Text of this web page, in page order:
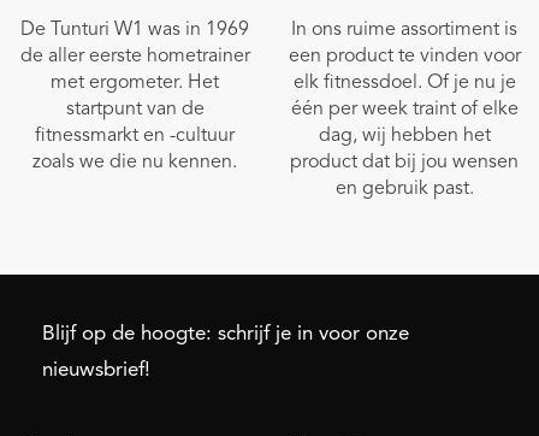
De Tunturi W1 was in 1969
de aller eerste hometrainer
met ergometer. Het
startpunt van de
fitnessmarkt en -cultuur
zoals we die nu kennen.
In ons ruime assortiment is
een product te vinden voor
elk fitnessdoel. Of je nu je
één per week traint of elke
dag, wij hebben het
product dat bij jou wensen
en gebruik past.
Blijf op de hoogte: schrijf je in voor onze
nieuwsbrief!